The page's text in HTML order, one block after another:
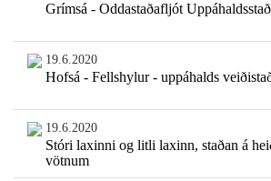
Grímsá - Oddastaðafljót
19.6.2020
Hofsá - Fellshylur - uppáhalds
19.6.2020
Stóri laxinni og litli laxinn, staðan á
vötnum